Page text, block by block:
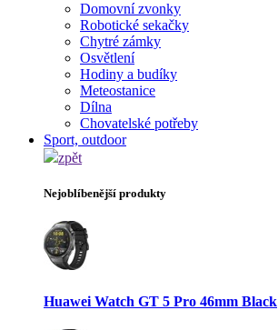
Domovní zvonky
Robotické sekačky
Chytré zámky
Osvětlení
Hodiny a budíky
Meteostanice
Dílna
Chovatelské potřeby
Sport, outdoor
zpět
Nejoblíbenější produkty
Huawei Watch GT 5 Pro 46mm Black